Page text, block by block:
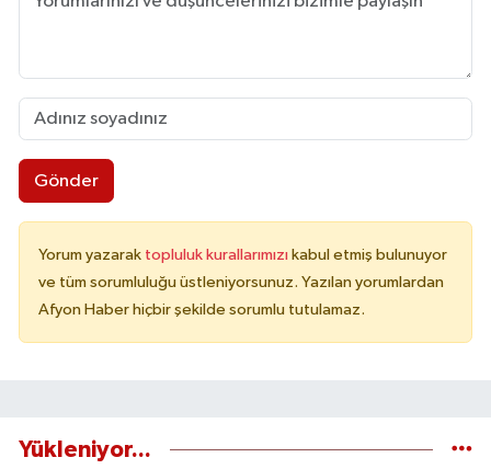
Gönder
Yorum yazarak topluluk kurallarımızı kabul etmiş bulunuyor
ve tüm sorumluluğu üstleniyorsunuz. Yazılan yorumlardan
Afyon Haber hiçbir şekilde sorumlu tutulamaz.
Yükleniyor...